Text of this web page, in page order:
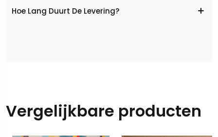
Hoe Lang Duurt De Levering?
Vergelijkbare producten